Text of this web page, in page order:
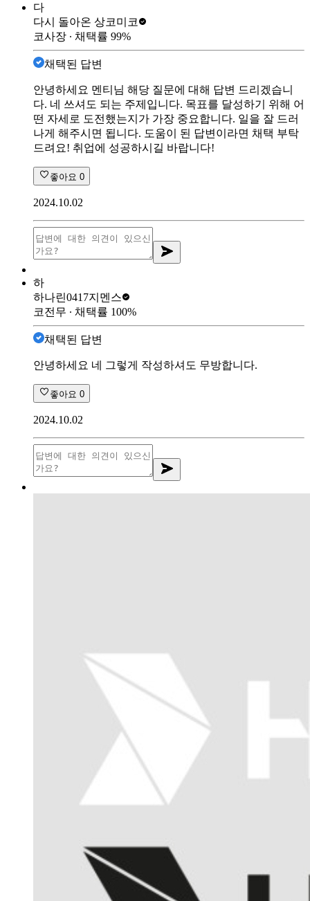
다
다시 돌아온 상코미코
코사장 ∙ 채택률 99%
채택된 답변
안녕하세요 멘티님 해당 질문에 대해 답변 드리겠습니
다. 네 쓰셔도 되는 주제입니다. 목표를 달성하기 위해 어
떤 자세로 도전했는지가 가장 중요합니다. 일을 잘 드러
나게 해주시면 됩니다. 도움이 된 답변이라면 채택 부탁
드려요! 취업에 성공하시길 바랍니다!
좋아요 0
2024.10.02
하
하나린0417지멘스
코전무 ∙ 채택률 100%
채택된 답변
안녕하세요 네 그렇게 작성하셔도 무방합니다.
좋아요 0
2024.10.02